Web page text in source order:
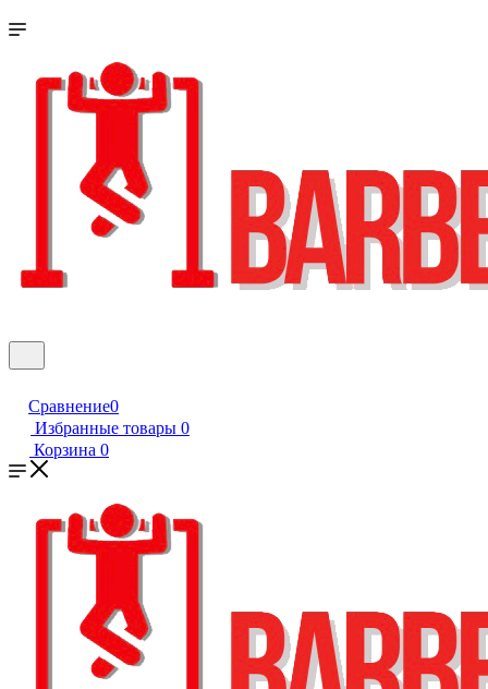
Сравнение0
Избранные товары 0
Корзина 0